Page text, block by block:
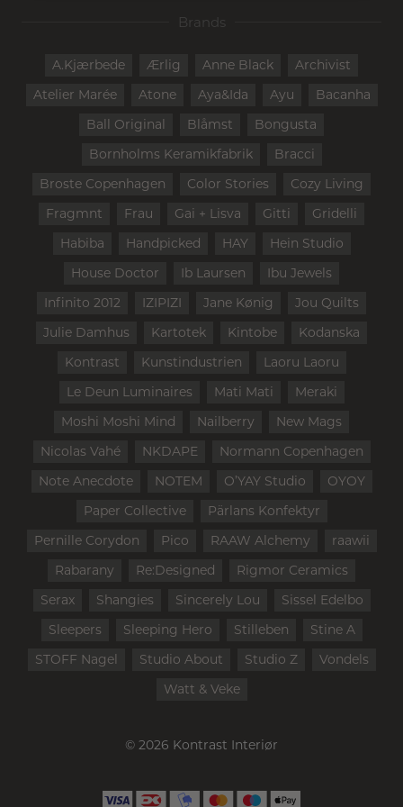
Brands
A.Kjærbede Ærlig Anne Black
Archivist
Atelier Marée
Atone Aya&Ida Ayu
Bacanha
Ball Original
Blåmst
Bongusta
Bornholms Keramikfabrik
Bracci
Broste Copenhagen
Color Stories
Cozy Living
Fragmnt
Frau Gai + Lisva Gitti
Gridelli
Habiba
Handpicked HAY
Hein Studio
House Doctor
Ib Laursen
Ibu Jewels
Infinito 2012
IZIPIZI Jane Kønig
Jou Quilts
Julie Damhus
Kartotek Kintobe
Kodanska
Kontrast
Kunstindustrien
Laoru Laoru
Le Deun Luminaires
Mati Mati
Meraki
Moshi Moshi Mind
Nailberry
New Mags
Nicolas Vahé
NKDAPE
Normann Copenhagen
Note Anecdote
NOTEM O’YAY Studio
OYOY
Paper Collective
Pärlans Konfektyr
Pernille Corydon
Pico RAAW Alchemy
raawii
Rabarany
Re:Designed
Rigmor Ceramics
Serax
Shangies Sincerely Lou
Sissel Edelbo
Sleepers
Sleeping Hero Stilleben
Stine A
STOFF Nagel
Studio About Studio Z
Vondels
Watt & Veke
© 2026 Kontrast Interiør